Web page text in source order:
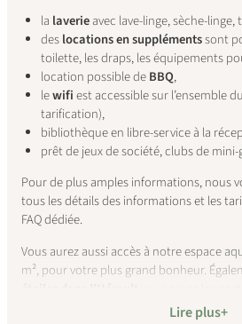
la laverieavec lave-linge, sèche-linge,
deslocations en supplémentssont
toilette, les draps, les équipements
location possible deBBQ,
lewifiest accessible sur l’ensemble
tarification),
bibliothèque en libre-service à la
prêt de jeux de société, clubs de
Lire plus
Pour de plus amples informations, nous
tous les détails des informations et les
FAQ dédiée.
Vous aurez aussi accès à notre espace
m², pour votre plus grand bonheur.
pour un repas, snack ou un